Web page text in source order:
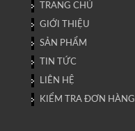
TRANG CHỦ
GIỚI THIỆU
SẢN PHẨM
TIN TỨC
LIÊN HỆ
KIỂM TRA ĐƠN HÀNG